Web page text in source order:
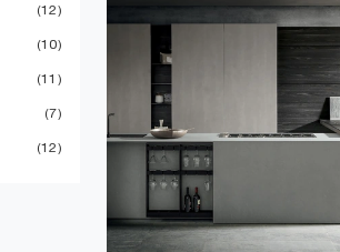
12
10
11
7
12